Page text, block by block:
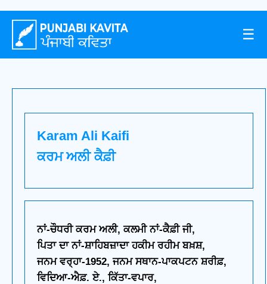
☰
Karam Ali Kaifi
ਕਰਮ ਅਲੀ ਕੈਫ਼ੀ
ਨਾਂ-ਚੌਧਰੀ ਕਰਮ ਅਲੀ, ਕਲਮੀ ਨਾਂ-ਕੈਫ਼ੀ ਜੀ,
ਪਿਤਾ ਦਾ ਨਾਂ-ਸ਼ਾਹਿਬਜ਼ਾਦਾ ਹਕੀਮ ਰਹੀਮ ਬਖ਼ਸ਼,
ਜਨਮ ਵਰ੍ਹਾ-1952, ਜਨਮ ਸਥਾਨ-ਪਾਕਪਟਨ ਸ਼ਰੀਫ਼,
ਵਿਦਿਆ-ਐਫ਼. ਏ., ਕਿੱਤਾ-ਵਪਾਰ,